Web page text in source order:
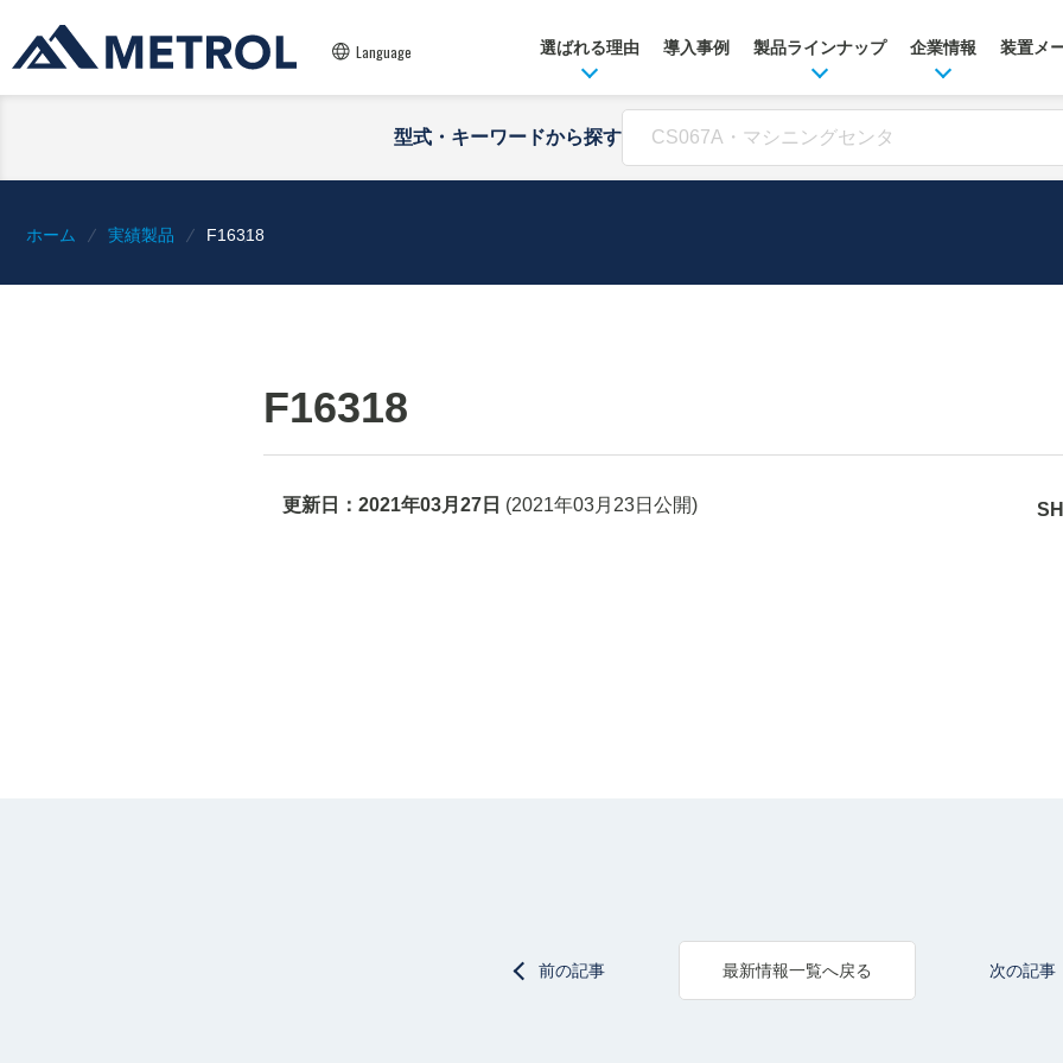
Language 選ばれる理由 導入事例 製品ラインナップ 企業情報 装置メ
型式・キーワードから探す
ホーム 実績製品 F16318
F16318
更新日： 2021年03月27日 (2021年03月23日 公開)
前の記事 最新情報一覧へ戻る 次の記事